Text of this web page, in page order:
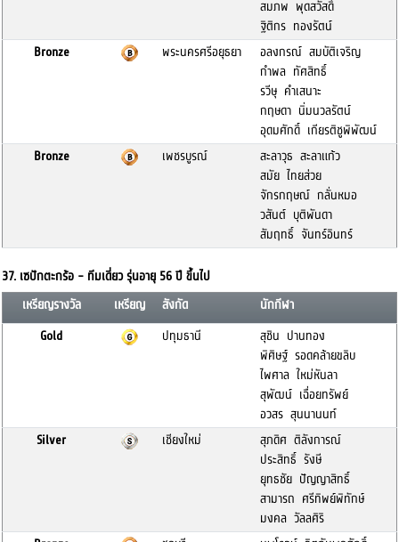
สมภพ พุดสวัสดิ์
ฐิติกร ทองรัตน์
Bronze
พระนครศรีอยุธยา
อลงกรณ์ สมบัติเจริญ
กำพล ทัศสิทธิ์
รวีษุ คำเสนาะ
กฤษดา นิ่มนวลรัตน์
อุดมศักดิ์ เกียรติชูพิพัฒน์
Bronze
เพชรบูรณ์
สะลาวุธ สะลาแก้ว
สมัย ไทยส่วย
จักรกฤษณ์ กลั่นหมอ
วสันต์ บุติพันดา
สัมฤทธิ์ จันทร์อินทร์
37. เซปักตะกร้อ - ทีมเดี่ยว รุ่นอายุ 56 ปี ขึ้นไป
เหรียญรางวัล
เหรียญ สังกัด
นักกีฬา
Gold
ปทุมธานี
สุชิน ปานทอง
พิศิษฐ์ รอดคล้ายขลิบ
ไพศาล ใหม่หันลา
สุพัฒน์ เฉื่อยทรัพย์
อวสร สุนนานนท์
Silver
เชียงใหม่
สุภดิศ ติลังการณ์
ประสิทธิ์ รังษี
ยุทธชัย ปัญญาสิทธิ์
สามารถ ศรีทิพย์พิทักษ์
มงคล วัลลศิริ